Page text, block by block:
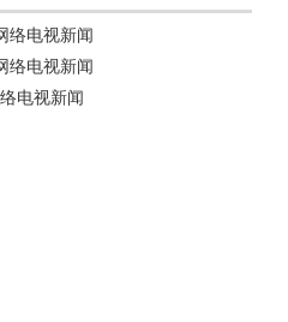
络电视新闻
络电视新闻
电视新闻